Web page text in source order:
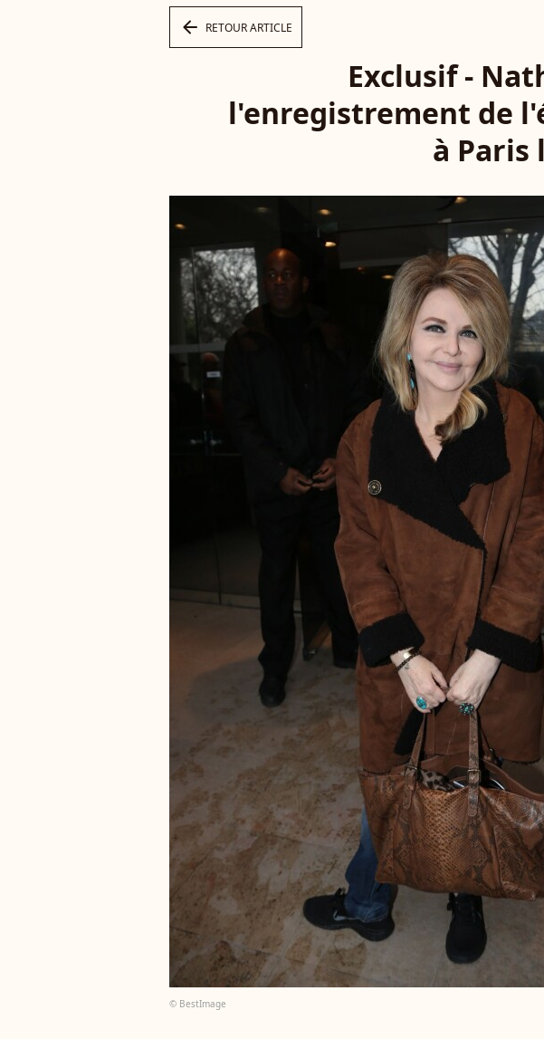
arrow_left RETOUR ARTICLE
Exclusif -
l'enregistrement de
à Paris
© BestImage